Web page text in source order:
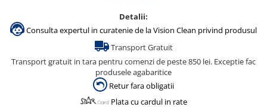
Detalii:
Consulta expertul in curatenie de la Vision Clean privind produsul
Transport Gratuit
Transport gratuit in tara pentru comenzi de peste 850 lei. Exceptie fac
produsele agabaritice
Retur fara obligatii
Plata cu cardul in rate